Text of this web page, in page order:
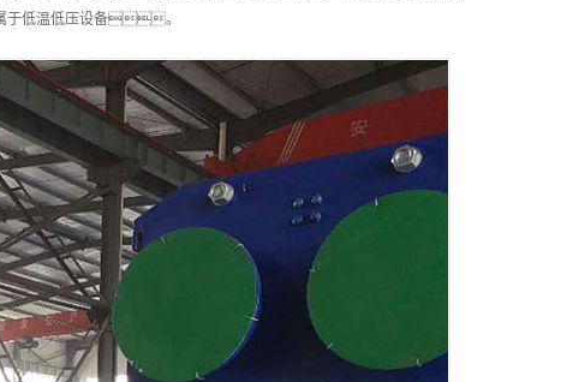
于低温低压设备。